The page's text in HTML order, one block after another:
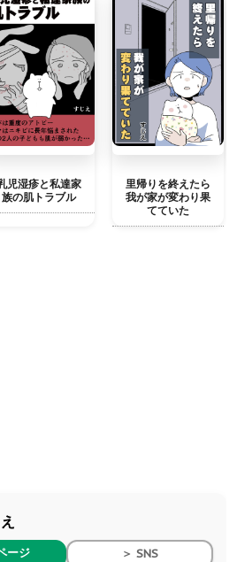
児湿疹と私達家
族の肌トラブル
里帰りを終えたら
我が家が変わり果
てていた
ージ ＞ SNS